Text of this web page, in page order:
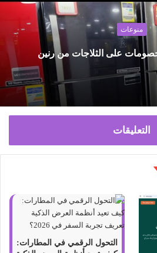
ا
ل
و
ي
منوعات
على الثلاجات من رنين
التعليقات
التحول الرقمي في المطارات: